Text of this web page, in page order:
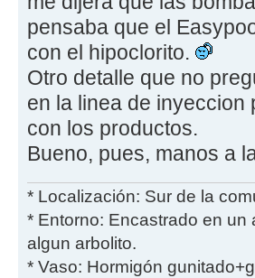
pensaba que el
con el hipoclorito.
Otro detalle que no
en la linea de
con los productos.
Bueno, pues, manos a
* Localización: Sur de la
* Entorno: Encastrado en
algun arbolito.
* Vaso: Hormigón